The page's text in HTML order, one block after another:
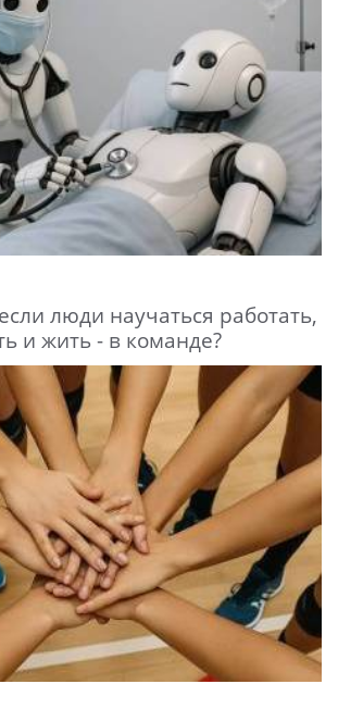
люди научаться работать,
и жить - в команде?